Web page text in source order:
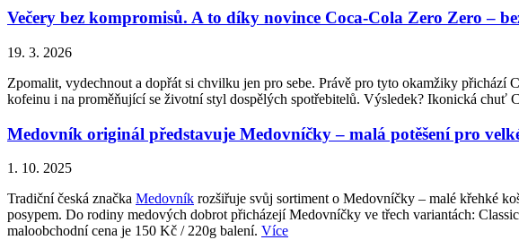
Večery bez kompromisů. A to díky novince Coca-Cola Zero Zero –
19. 3. 2026
Zpomalit, vydechnout a dopřát si chvilku jen pro sebe. Právě pro tyto okamžiky přichází
kofeinu i na proměňující se životní styl dospělých spotřebitelů. Výsledek? Ikonická chuť
Medovník originál představuje Medovníčky – malá potěšení pro
1. 10. 2025
Tradiční česká značka Medovník rozšiřuje svůj sortiment o Medovníčky – malé křehké
posypem. Do rodiny medových dobrot přicházejí Medovníčky ve třech variantách:
maloobchodní cena je 150 Kč / 220g balení. Více